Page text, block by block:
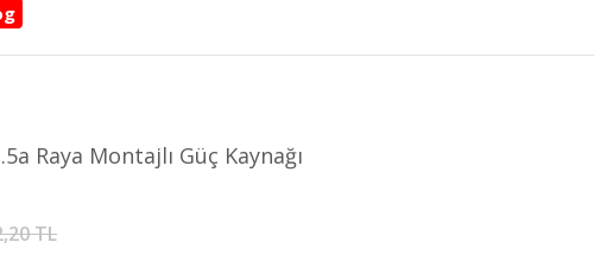
Raya Montajlı Güç Kaynağı
TL